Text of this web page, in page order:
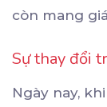
còn mang
Sự thay đổi
Ngày nay,